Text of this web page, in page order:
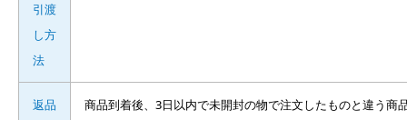
引渡
し方
法
返品
商品到着後、3日以内で未開封の物で注文したものと違う商